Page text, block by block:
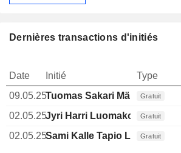
Dernières transactions d'initiés
Date Initié Type
09.05.25Tuomas Sakari Mäkipeska
Gratuit
02.05.25Jyri Harri LuomakoskiGratuit
02.05.25Sami Kalle Tapio LaineGratuit